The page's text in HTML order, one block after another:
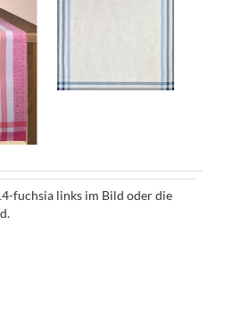
fuchsia links im Bild oder die